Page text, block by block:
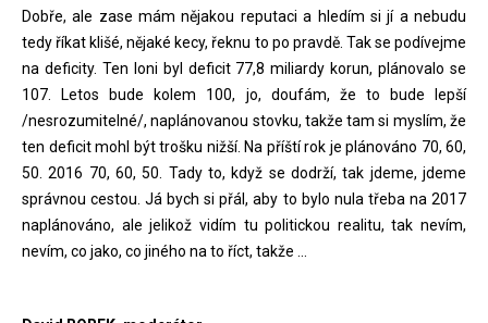
Dobře, ale zase mám nějakou reputaci a hledím si jí a nebudu
tedy říkat klišé, nějaké kecy, řeknu to po pravdě. Tak se podívejme
na deficity. Ten loni byl deficit 77,8 miliardy korun, plánovalo se
107. Letos bude kolem 100, jo, doufám, že to bude lepší
/nesrozumitelné/, naplánovanou stovku, takže tam si myslím, že
ten deficit mohl být trošku nižší. Na příští rok je plánováno 70, 60,
50. 2016 70, 60, 50. Tady to, když se dodrží, tak jdeme, jdeme
správnou cestou. Já bych si přál, aby to bylo nula třeba na 2017
naplánováno, ale jelikož vidím tu politickou realitu, tak nevím,
nevím, co jako, co jiného na to říct, takže ...